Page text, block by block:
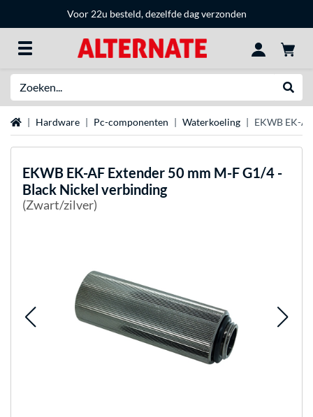
Voor 22u besteld, dezelfde dag verzonden
Home Hardware Pc-componenten Waterkoeling EKWB EK-
EKWB EK-AF Extender 50 mm M-F G1/4 -
Black Nickel verbinding
(Zwart/zilver)